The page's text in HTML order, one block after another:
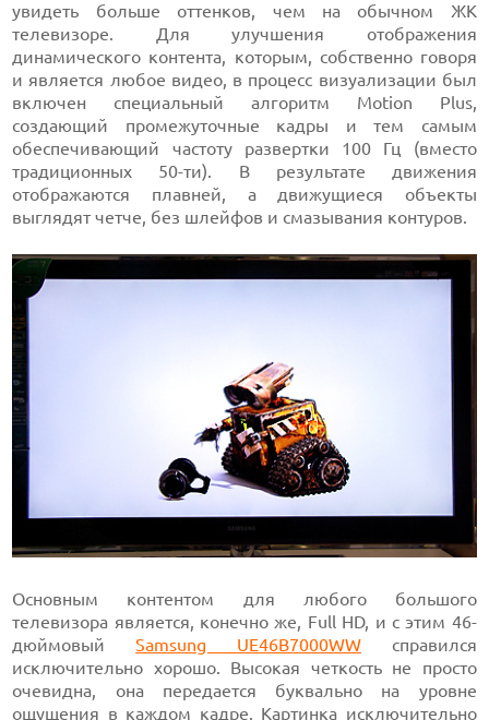
увидеть больше оттенков, чем на обычном ЖК
телевизоре. Для улучшения отображения
динамического контента, которым, собственно говоря
и является любое видео, в процесс визуализации был
включен специальный алгоритм Motion Plus,
создающий промежуточные кадры и тем самым
обеспечивающий частоту развертки 100 Гц (вместо
традиционных 50-ти). В результате движения
отображаются плавней, а движущиеся объекты
выглядят четче, без шлейфов и смазывания контуров.
Основным контентом для любого большого
телевизора является, конечно же, Full HD, и с этим 46-
дюймовыйSamsung UE46B7000WWсправился
исключительно хорошо. Высокая четкость не просто
очевидна, она передается буквально на уровне
ощущения в каждом кадре. Картинка исключительно